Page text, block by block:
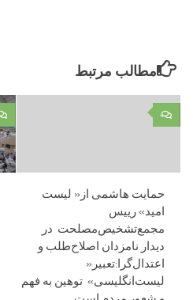
مطالب مرتبط
۰
حمایت هاشمی از« لیست
‌امید» رییس
مجمع‌تشخیص‌مصلحت در
دیدار نامزدان اصلاح‌طلب و
اعتدال‌گرا:تعبیر«
لیست‌انگلیسی» توهین به فهم